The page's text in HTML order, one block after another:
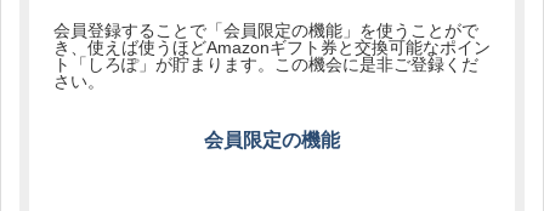
会員登録することで「会員限定の機能」を使うことがで
き、使えば使うほどAmazonギフト券と交換可能なポイン
ト「しろぽ」が貯まります。この機会に是非ご登録くだ
さい。
会員限定の機能